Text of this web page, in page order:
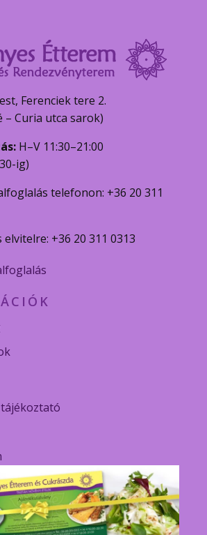
Ferenciek tere 2.
– Curia utca sarok)
H–V 11:30–21:00
ig)
telefonon: +36 20 311
elvitelre: +36 20 311 0313